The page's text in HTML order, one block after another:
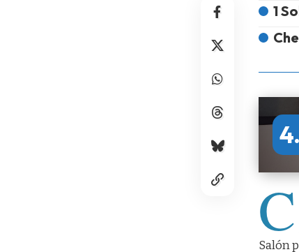
1
C
Salón